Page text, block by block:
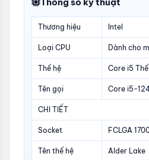
Thương hiệu Intel
Loại CPU Dành cho
Thế hệ Core i5
Tên gọi Core i5-
CHI TIẾT
Socket FCLGA
Tên thế hệ Alder Lake